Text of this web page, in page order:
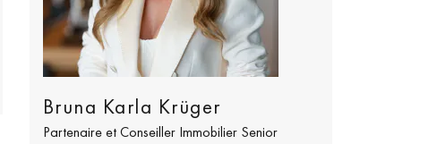
Bruna Karla Krüger
Partenaire et Conseiller Immobilier Senior